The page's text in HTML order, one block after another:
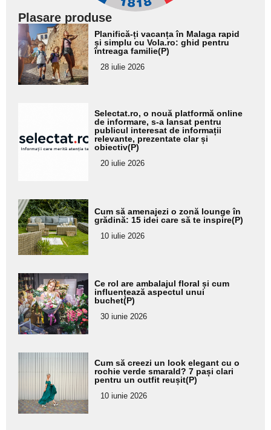
Plasare produse
Adaugă
aici textul
pentru
subtitlu
Planifică-ți vacanța în Malaga rapid
și simplu cu Vola.ro: ghid pentru
întreaga familie(P)
28 iulie 2026
pentru
subtitlu
Selectat.ro, o nouă platformă online
de informare, s-a lansat pentru
publicul interesat de informații
relevante, prezentate clar și
obiectiv(P)
20 iulie 2026
Adaugă
aici textul
pentru
subtitlu
Cum să amenajezi o zonă lounge în
grădină: 15 idei care să te inspire(P)
10 iulie 2026
Adaugă
aici textul
pentru
subtitlu
Ce rol are ambalajul floral și cum
influențează aspectul unui
buchet(P)
30 iunie 2026
Adaugă
aici textul
pentru
subtitlu
Cum să creezi un look elegant cu o
rochie verde smarald? 7 pași clari
pentru un outfit reușit(P)
10 iunie 2026